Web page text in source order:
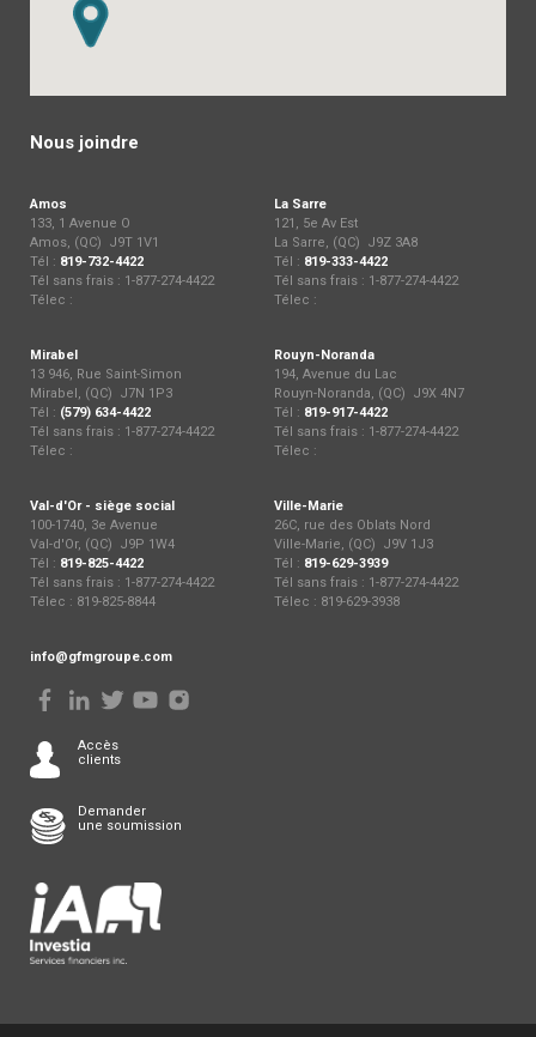
Nous joindre
Amos
133, 1 Avenue O
Amos, (QC) J9T 1V1
Tél : 819-732-4422
Tél sans frais : 1-877-274-4422
Télec :
La Sarre
121, 5e Av Est
La Sarre, (QC) J9Z 3A8
Tél : 819-333-4422
Tél sans frais : 1-877-274-4422
Télec :
Mirabel
13 946, Rue Saint-Simon
Mirabel, (QC) J7N 1P3
Tél : (579) 634-4422
Tél sans frais : 1-877-274-4422
Télec :
Rouyn-Noranda
194, Avenue du Lac
Rouyn-Noranda, (QC) J9X 4N7
Tél : 819-917-4422
Tél sans frais : 1-877-274-4422
Télec :
Val-d'Or - siège social
100-1740, 3e Avenue
Val-d'Or, (QC) J9P 1W4
Tél : 819-825-4422
Tél sans frais : 1-877-274-4422
Télec : 819-825-8844
Ville-Marie
26C, rue des Oblats Nord
Ville-Marie, (QC) J9V 1J3
Tél : 819-629-3939
Tél sans frais : 1-877-274-4422
Télec : 819-629-3938
info@gfmgroupe.com
Accès
clients
Demander
une soumission